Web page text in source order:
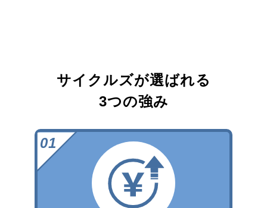
サイクルズが選ばれる
3つの強み